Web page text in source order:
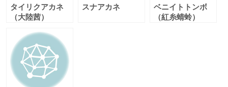
タイリクアカネ
（大陸茜）
スナアカネ
ベニイトトンボ
（紅糸蜻蛉）